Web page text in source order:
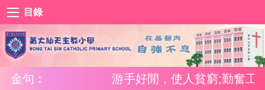
目錄
金句︰ 游手好閒，使人貧窮;勤奮工